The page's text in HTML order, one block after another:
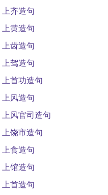
上齐造句
上黄造句
上齿造句
上驾造句
上首功造句
上风造句
上风官司造句
上饶市造句
上食造句
上馆造句
上首造句